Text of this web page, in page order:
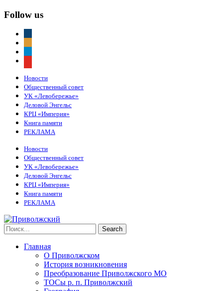
Follow us
Новости
Общественный совет
УК «Левобережье»
Деловой Энгельс
КРЦ «Империя»
Книга памяти
РЕКЛАМА
Новости
Общественный совет
УК «Левобережье»
Деловой Энгельс
КРЦ «Империя»
Книга памяти
РЕКЛАМА
Главная
О Приволжском
История возникновения
Преобразование Приволжского МО
ТОСы р. п. Приволжский